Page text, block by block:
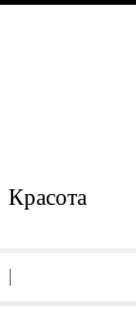
Красота